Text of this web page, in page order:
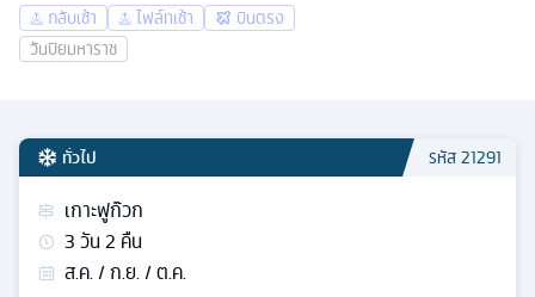
กลับเช้า ไฟล์ทเช้า
บินตรง
วันปิยมหาราช
ทั่วไป รหัส21291
เกาะฟูก๊วก
3วัน2 คืน
ส.ค. / ก.ย. / ต.ค.